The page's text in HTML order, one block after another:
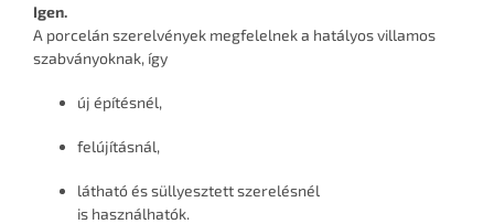
Igen.
A porcelán szerelvények megfelelnek a hatályos villamos
szabványoknak, így
új építésnél,
felújításnál,
látható és süllyesztett szerelésnél
is használhatók.